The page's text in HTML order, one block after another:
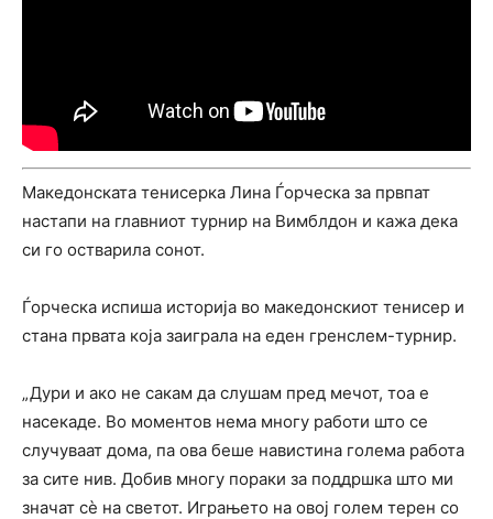
Македонската тенисерка Лина Ѓорческа за првпат
настапи на главниот турнир на Вимблдон и кажа дека
си го остварила сонот.
Ѓорческа испиша историја во македонскиот тенисер и
стана првата која заиграла на еден гренслем-турнир.
„Дури и ако не сакам да слушам пред мечот, тоа е
насекаде. Во моментов нема многу работи што се
случуваат дома, па ова беше навистина голема работа
за сите нив. Добив многу пораки за поддршка што ми
значат сè на светот. Играњето на овој голем терен со